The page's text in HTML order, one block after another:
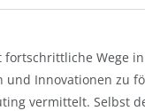
Wege
und Innovationen zu
vermittelt. Selbst